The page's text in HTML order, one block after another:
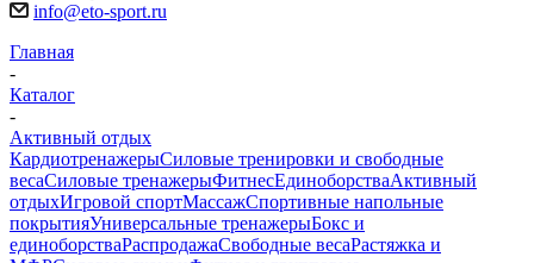
info@eto-sport.ru
Главная
-
Каталог
-
Активный отдых
КардиотренажерыСиловые тренировки и свободные
весаСиловые тренажерыФитнесЕдиноборстваАктивный
отдыхИгровой спортМассажСпортивные напольные
покрытияУниверсальные тренажерыБокс и
единоборстваРаспродажаСвободные весаРастяжка и